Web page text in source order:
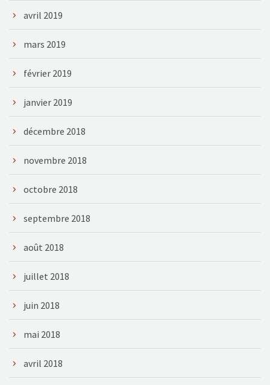
avril 2019
mars 2019
février 2019
janvier 2019
décembre 2018
novembre 2018
octobre 2018
septembre 2018
août 2018
juillet 2018
juin 2018
mai 2018
avril 2018